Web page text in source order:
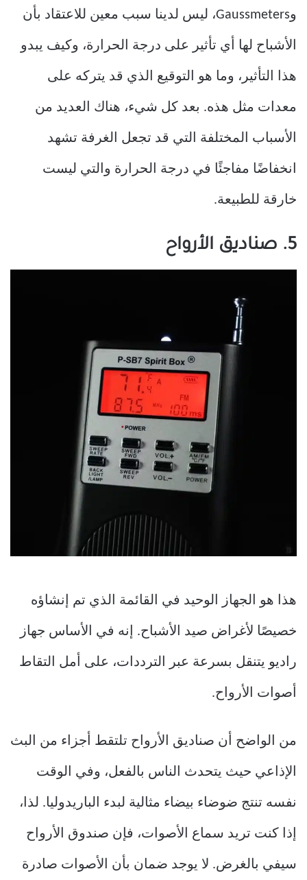
وGaussmeters، ليس لدينا سبب معين للاعتقاد بأن
الأشباح لها أي تأثير على درجة الحرارة، وكيف يبدو
هذا التأثير، وما هو التوقيع الذي قد يتركه على
معدات مثل هذه. بعد كل شيء، هناك العديد من
الأسباب المختلفة التي قد تجعل الغرفة تشهد
انخفاضًا مفاجئًا في درجة الحرارة والتي ليست
خارقة للطبيعة.
5. صناديق الأرواح
هذا هو الجهاز الوحيد في القائمة الذي تم إنشاؤه
خصيصًا لأغراض صيد الأشباح. إنه في الأساس جهاز
راديو يتنقل بسرعة عبر الترددات، على أمل التقاط
أصوات الأرواح.
من الواضح أن صناديق الأرواح تلتقط أجزاء من البث
الإذاعي حيث يتحدث الناس بالفعل، وفي الوقت
نفسه تنتج ضوضاء بيضاء مثالية لبدء الباريدوليا. لذا،
إذا كنت تريد سماع الأصوات، فإن صندوق الأرواح
سيفي بالغرض. لا يوجد ضمان بأن الأصوات صادرة